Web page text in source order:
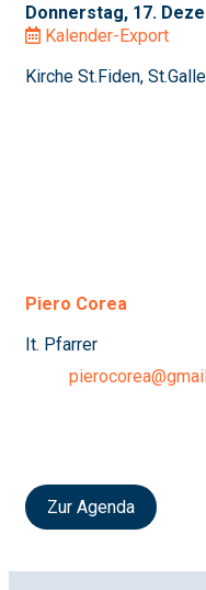
Donnerstag, 17.
Kalender-Export
Kirche St.Fiden,
Piero Corea
It. Pfarrer
Zur Agenda